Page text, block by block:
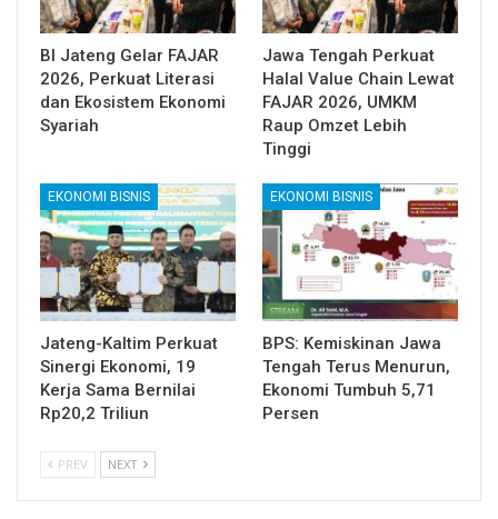
BI Jateng Gelar FAJAR
2026, Perkuat Literasi
dan Ekosistem Ekonomi
Syariah
Jawa Tengah Perkuat
Halal Value Chain Lewat
FAJAR 2026, UMKM
Raup Omzet Lebih
Tinggi
EKONOMI BISNIS
Jateng-Kaltim Perkuat
Sinergi Ekonomi, 19
Kerja Sama Bernilai
Rp20,2 Triliun
EKONOMI BISNIS
BPS: Kemiskinan Jawa
Tengah Terus Menurun,
Ekonomi Tumbuh 5,71
Persen
PREV NEXT